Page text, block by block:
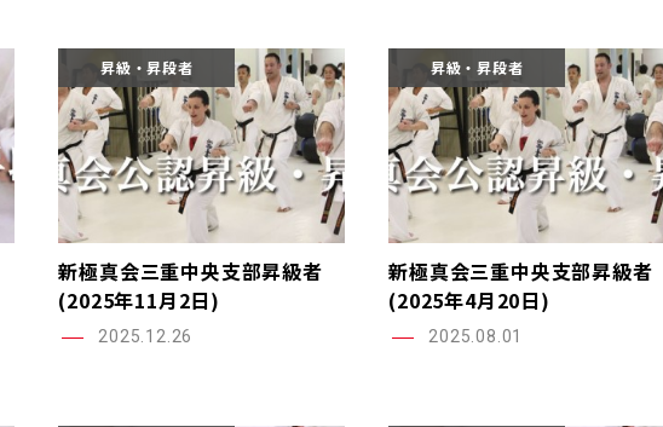
昇級・昇段者
新極真会三重中央支部昇級者
(2025年11月2日)
2025.12.26
昇級・昇段者
新極真会三重中央支部昇級者
(2025年4月20日)
2025.08.01